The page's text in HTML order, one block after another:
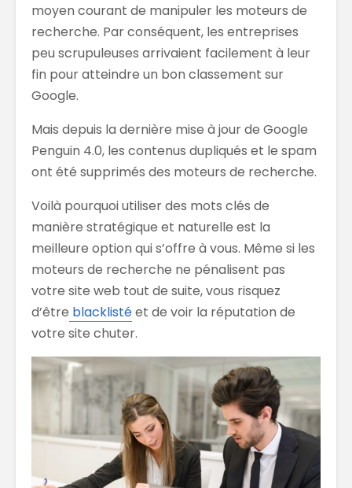
moyen courant de manipuler les moteurs de
recherche. Par conséquent, les entreprises
peu scrupuleuses arrivaient facilement à leur
fin pour atteindre un bon classement sur
Google.
Mais depuis la dernière mise à jour de Google
Penguin 4.0, les contenus dupliqués et le spam
ont été supprimés des moteurs de recherche.
Voilà pourquoi utiliser des mots clés de
manière stratégique et naturelle est la
meilleure option qui s’offre à vous. Même si les
moteurs de recherche ne pénalisent pas
votre site web tout de suite, vous risquez
d’être blacklistéet de voir la réputation de
votre site chuter.